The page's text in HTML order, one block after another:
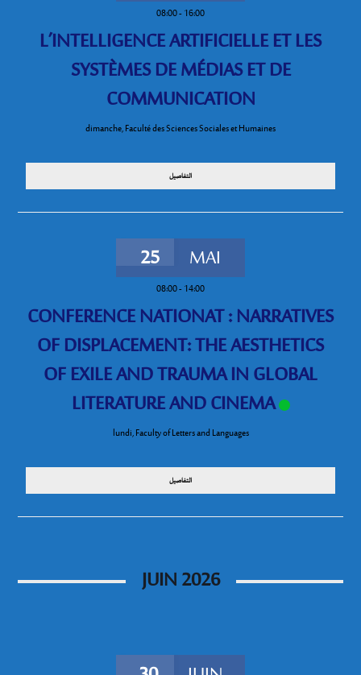
08:00-16:00
L’INTELLIGENCE ARTIFICIELLE ET LES
SYSTÈMES DE MÉDIAS ET DE
COMMUNICATION
dimanche,Faculté des Sciences Sociales et Humaines
التفاصيل
25 MAI
08:00-14:00
CONFERENCE NATIONAT : NARRATIVES
OF DISPLACEMENT: THE AESTHETICS
OF EXILE AND TRAUMA IN GLOBAL
LITERATURE AND CINEMA
lundi,Faculty of Letters and Languages
التفاصيل
JUIN 2026